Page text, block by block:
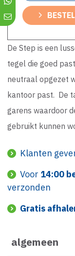
De Step is een
tegel die goed
neutraal opgezet
kantoor past. De
garens waardoor
gebruikt kunnen
Klanten
Voor 14:00
verzonden
Gratis
algemeen